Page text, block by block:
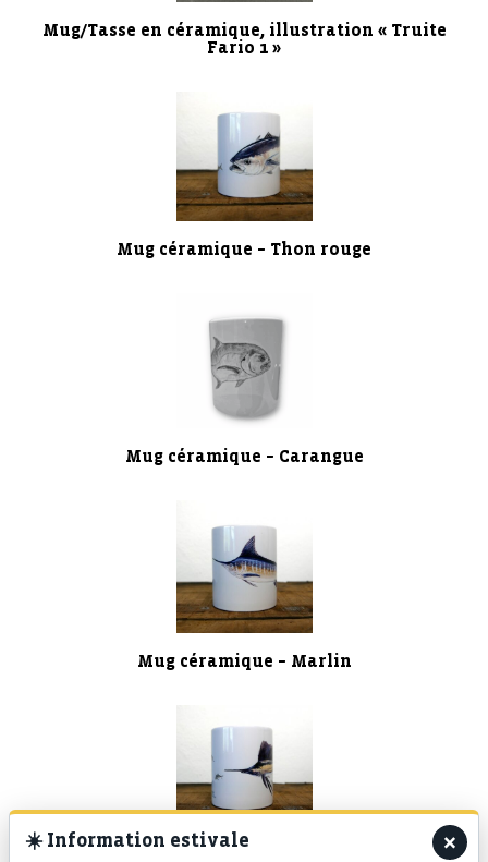
Mug/Tasse en céramique, illustration « Truite
Fario 1 »
Mug céramique – Thon rouge
Mug céramique – Carangue
Mug céramique – Marlin
×
☀️Information estivale